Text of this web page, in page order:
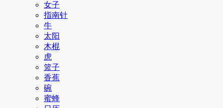
女子
指南针
牛
太阳
木棍
虎
篮子
香蕉
碗
蜜蜂